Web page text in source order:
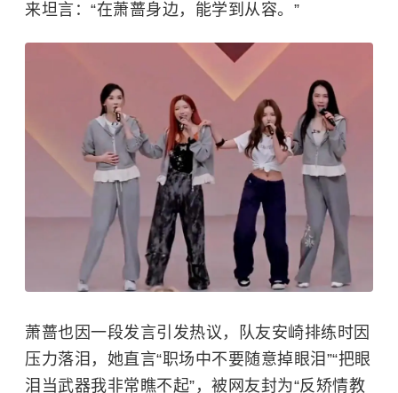
来坦言：“在萧蔷身边，能学到从容。”
萧蔷也因一段发言引发热议，队友安崎排练时因
压力落泪，她直言“职场中不要随意掉眼泪”“把眼
泪当武器我非常瞧不起”，被网友封为“反矫情教